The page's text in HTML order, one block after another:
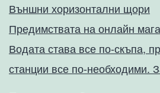
Външни хоризонтални щори
Предимствата на онлайн
Водата става все по-скъпа,
станции все по-необходими.